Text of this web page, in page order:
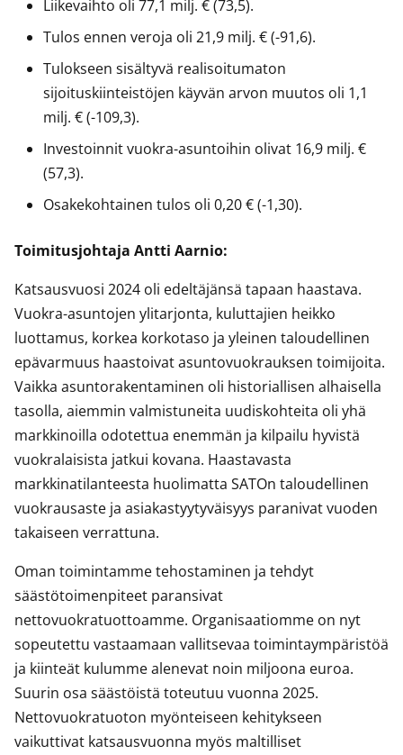
Liikevaihto oli 77,1 milj. € (73,5).
Tulos ennen veroja oli 21,9 milj. € (-91,6).
Tulokseen sisältyvä realisoitumaton
sijoituskiinteistöjen käyvän arvon muutos oli 1,1
milj. € (-109,3).
Investoinnit vuokra-asuntoihin olivat 16,9 milj. €
(57,3).
Osakekohtainen tulos oli 0,20 € (-1,30).
Toimitusjohtaja Antti Aarnio:
Katsausvuosi 2024 oli edeltäjänsä tapaan haastava.
Vuokra-asuntojen ylitarjonta, kuluttajien heikko
luottamus, korkea korkotaso ja yleinen taloudellinen
epävarmuus haastoivat asuntovuokrauksen toimijoita.
Vaikka asuntorakentaminen oli historiallisen alhaisella
tasolla, aiemmin valmistuneita uudiskohteita oli yhä
markkinoilla odotettua enemmän ja kilpailu hyvistä
vuokralaisista jatkui kovana. Haastavasta
markkinatilanteesta huolimatta SATOn taloudellinen
vuokrausaste ja asiakastyytyväisyys paranivat vuoden
takaiseen verrattuna.
Oman toimintamme tehostaminen ja tehdyt
säästötoimenpiteet paransivat
nettovuokratuottoamme. Organisaatiomme on nyt
sopeutettu vastaamaan vallitsevaa toimintaympäristöä
ja kiinteät kulumme alenevat noin miljoona euroa.
Suurin osa säästöistä toteutuu vuonna 2025.
Nettovuokratuoton myönteiseen kehitykseen
vaikuttivat katsausvuonna myös maltilliset